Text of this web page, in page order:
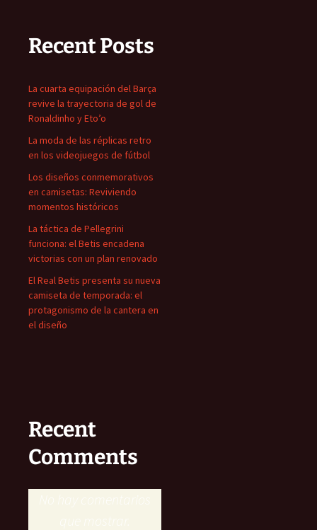
Recent Posts
La cuarta equipación del Barça
revive la trayectoria de gol de
Ronaldinho y Eto’o
La moda de las réplicas retro
en los videojuegos de fútbol
Los diseños conmemorativos
en camisetas: Reviviendo
momentos históricos
La táctica de Pellegrini
funciona: el Betis encadena
victorias con un plan renovado
El Real Betis presenta su nueva
camiseta de temporada: el
protagonismo de la cantera en
el diseño
Recent
Comments